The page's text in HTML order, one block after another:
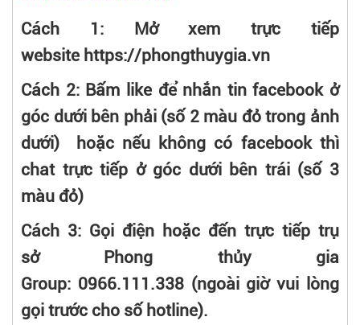
Cách 1: Mở xem trực tiếp
website https://phongthuygia.vn
Cách 2: Bấm like để nhắn tin facebook ở
góc dưới bên phải (số 2 màu đỏ trong ảnh
dưới) hoặc nếu không có facebook thì
chat trực tiếp ở góc dưới bên trái (số 3
màu đỏ)
Cách 3: Gọi điện hoặc đến trực tiếp trụ
sở Phong thủy gia
Group: 0966.111.338 (ngoài giờ vui lòng
gọi trước cho số hotline).